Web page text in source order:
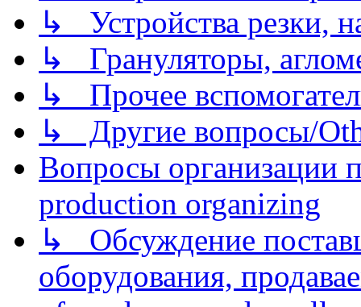
↳ Устройства резки,
↳ Грануляторы,
↳ Прочее
↳ Другие вопросы/
Вопросы организации
production organizing
↳ Обсуждение
оборудования,